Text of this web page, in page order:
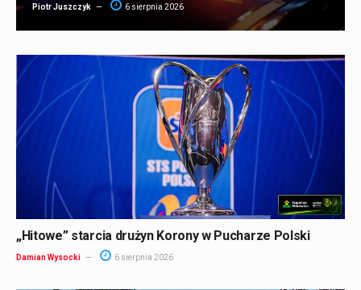
Piotr Juszczyk 6 sierpnia 2026
„Hitowe” starcia drużyn Korony w Pucharze Polski
Damian Wysocki 6 sierpnia 2026